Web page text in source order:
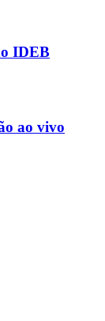
IDEB
ao vivo